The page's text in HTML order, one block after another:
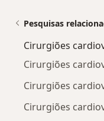
Pesquisas
Cirurgiões
Cirurgiões
Cirurgiões
Cirurgiões